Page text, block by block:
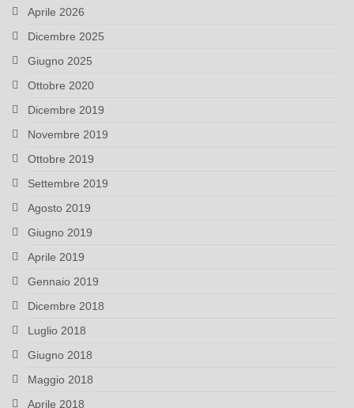
Aprile 2026
Dicembre 2025
Giugno 2025
Ottobre 2020
Dicembre 2019
Novembre 2019
Ottobre 2019
Settembre 2019
Agosto 2019
Giugno 2019
Aprile 2019
Gennaio 2019
Dicembre 2018
Luglio 2018
Giugno 2018
Maggio 2018
Aprile 2018